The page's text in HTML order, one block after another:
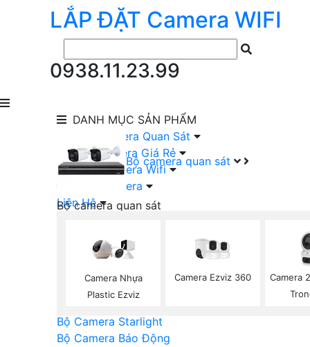
LẮP ĐẶT Camera WIFI
0938.11.23.99
DANH MỤC SẢN PHẨM
Bộ camera quan sát
Bộ camera quan sát
Camera KBVISION Trọn Bộ
Camera DAHUA Trọn Bộ
Camera giá Rẻ Trọn Bộ
Bộ Camera Nên Dùng
Bộ Camera Starlight
Bộ Camera Báo Động
lắp Đặt Camera Quan Sát
Lắp Bộ Camera Giá Rẻ
Lắp Đặt Camera Wifi
Đầu Ghi Camera
Liên Hệ
Camera Nhựa
Plastic Ezviz
Camera Ezviz 360
Camera